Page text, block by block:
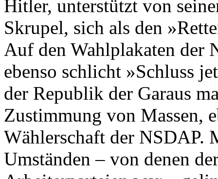
Hitler, unterstützt von
Skrupel, sich als den
Auf den Wahlplakaten der
ebenso schlicht »Schluss
der Republik der Garaus
Zustimmung von Massen,
Wählerschaft der NSDAP.
Umständen – von denen